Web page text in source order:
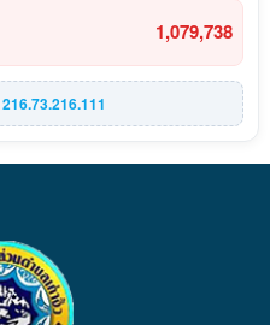
1,079,738
216.73.216.111